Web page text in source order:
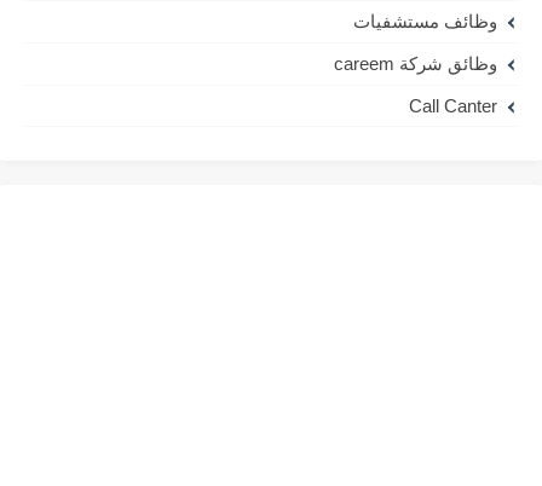
وظائف مستشفيات
وظائق شركة careem
Call Canter